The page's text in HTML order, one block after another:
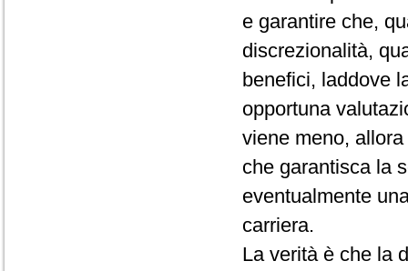
e garantire che,
discrezionalità,
benefici, laddove
opportuna
viene meno,
che garantisca la
eventualmente
carriera.
La verità è che la